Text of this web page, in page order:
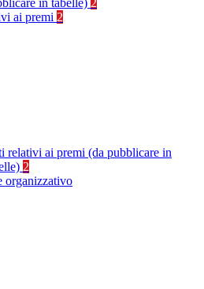
in tabelle) 2
ai premi 2
relativi ai premi (da pubblicare in
2
organizzativo